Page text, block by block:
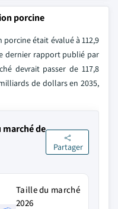
porcine
était évalué à 112,9
dernier rapport publié par
devrait passer de 117,8
de dollars en 2035,
marché de
Partager
Taille du marché
2026